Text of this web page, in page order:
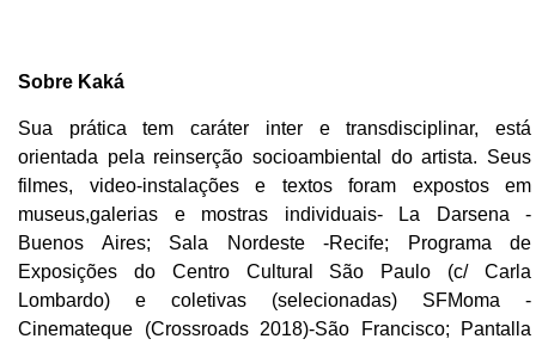
Sobre Kaká
Sua prática tem caráter inter e transdisciplinar, está
orientada pela reinserção socioambiental do artista. Seus
filmes, video-instalações e textos foram expostos em
museus,galerias e mostras individuais- La Darsena -
Buenos Aires; Sala Nordeste -Recife; Programa de
Exposições do Centro Cultural São Paulo (c/ Carla
Lombardo) e coletivas (selecionadas) SFMoma -
Cinemateque (Crossroads 2018)-São Francisco; Pantalla